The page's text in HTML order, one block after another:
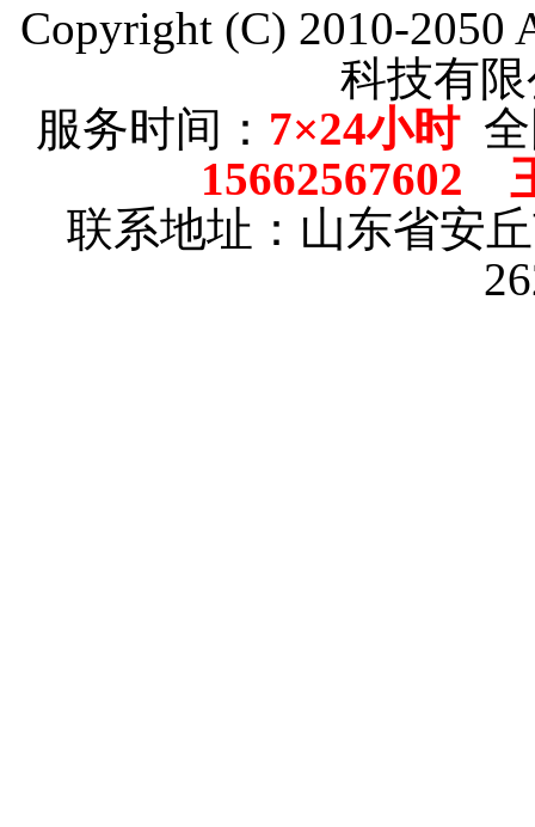
Copyright (C) 2010-2050
科技有
服务时间： 7×24小时全
15662567602
联系地址：山东省安